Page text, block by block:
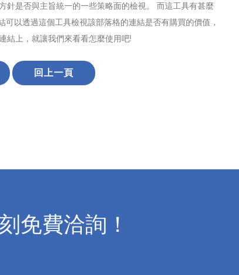
針是否與主旨統一的一些策略面的檢視。 而這工具有甚麼
以透過這個工具檢視該部落格的連結是否有購買的價值，
結上，就讓我們來看看怎麼使用吧!
回上一頁
免費洽詢！